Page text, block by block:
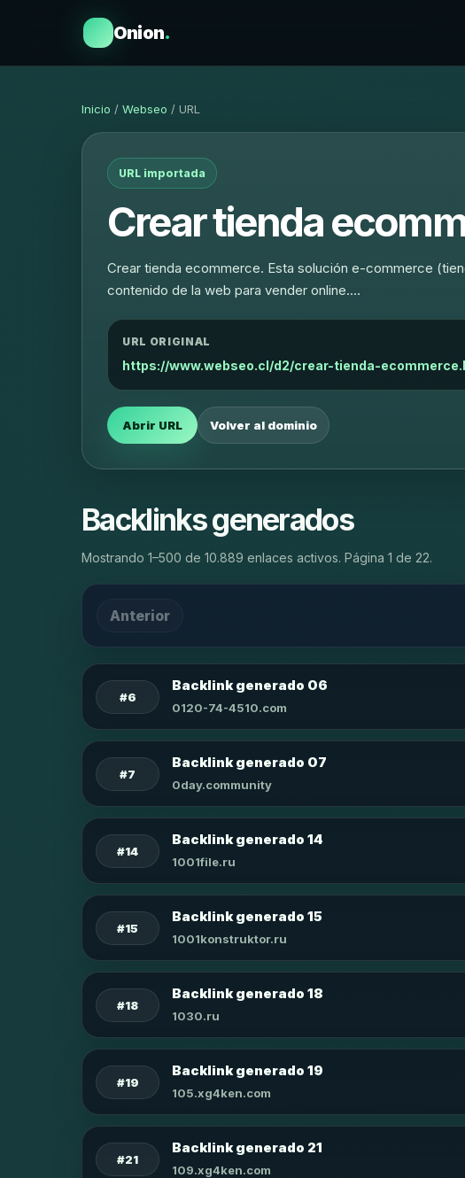
Onion.
Inicio / Webseo / URL
URL importada
Crear tienda
Crear tienda ecommerce. Esta solución e-commerce
contenido de la web para vender online.…
URL ORIGINAL
https://www.webseo.cl/d2/crear-tienda-
Abrir URL Volver al dominio
Backlinks generados
Mostrando 1–500 de 10.889 enlaces activos. Página 1 de 22.
Anterior
#6
Backlink generado 06
0120-74-4510.com
#7
Backlink generado 07
0day.community
#14
Backlink generado 14
1001file.ru
#15
Backlink generado 15
1001konstruktor.ru
#18
Backlink generado 18
1030.ru
#19
Backlink generado 19
105.xg4ken.com
#21
Backlink generado 21
109.xg4ken.com